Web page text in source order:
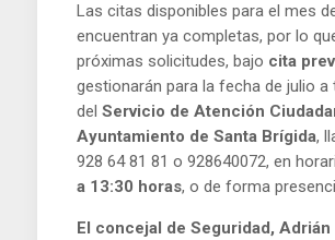
Las citas disponibles para el mes
encuentran ya completas, por lo
próximas solicitudes, bajo cita
gestionarán para la fecha de julio a
delServicio de Atención
Ayuntamiento de Santa Brígida,
928 64 81 81 o 928640072, en
a 13:30 horas, o de forma
El concejal de Seguridad, Adrián